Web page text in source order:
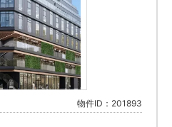
物件ID：201893